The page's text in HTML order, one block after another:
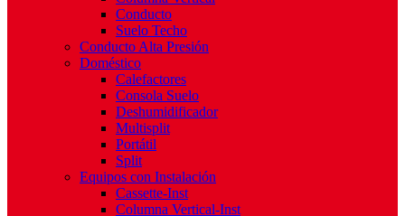
Conducto
Suelo Techo
Conducto Alta Presión
Doméstico
Calefactores
Consola Suelo
Deshumidificador
Multisplit
Portátil
Split
Equipos con Instalación
Cassette-Inst
Columna Vertical-Inst